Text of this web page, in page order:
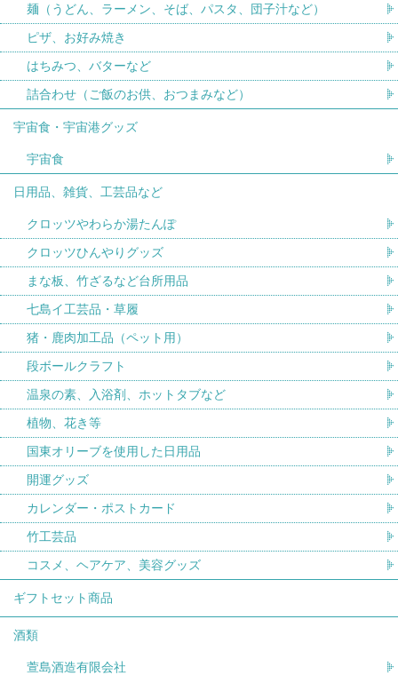
麺（うどん、ラーメン、そば、パスタ、団子汁など）
ピザ、お好み焼き
はちみつ、バターなど
詰合わせ（ご飯のお供、おつまみなど）
宇宙食・宇宙港グッズ
宇宙食
日用品、雑貨、工芸品など
クロッツやわらか湯たんぽ
クロッツひんやりグッズ
まな板、竹ざるなど台所用品
七島イ工芸品・草履
猪・鹿肉加工品（ペット用）
段ボールクラフト
温泉の素、入浴剤、ホットタブなど
植物、花き等
国東オリーブを使用した日用品
開運グッズ
カレンダー・ポストカード
竹工芸品
コスメ、ヘアケア、美容グッズ
ギフトセット商品
酒類
萱島酒造有限会社